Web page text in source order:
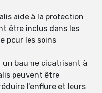
aide à la protection
être inclus dans les
pour les soins
un baume cicatrisant à
peuvent être
l'enflure et leurs